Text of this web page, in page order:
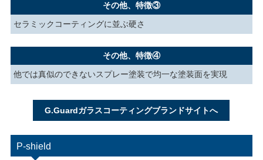
その他、特徴③
セラミックコーティングに並ぶ硬さ
その他、特徴④
他では真似のできないスプレー塗装で均一な塗装面を実現
G.Guardガラスコーティングブランドサイトへ
P-shield